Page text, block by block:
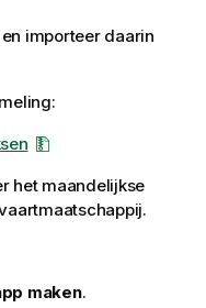
importeer daarin
het maandelijkse
maken.